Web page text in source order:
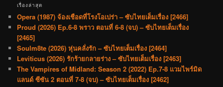
เรื่องล่าสุด
Opera (1987) จ้องเชือดที่โรงโอเปร่า – ซับไทยเต็มเรื่อง [2466]
Proud (2026) Ep.6-8 พราว ตอนที่ 6-8 (จบ) – ซับไทยเต็มเรื่อง
[2465]
Soulm8te (2026) หุ่นคลั่งรัก – ซับไทยเต็มเรื่อง [2464]
Leviticus (2026) รักร้ายกลายร่าง – ซับไทยเต็มเรื่อง [2463]
The Vampires of Midland: Season 2 (2022) Ep.7-8 แวมไพร์มิด
แลนด์ ซีซัน 2 ตอนที่ 7-8 (จบ) – ซับไทยเต็มเรื่อง [2462]